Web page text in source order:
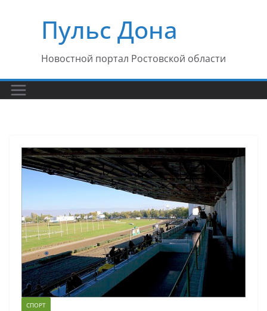
содержимомуПульс Дона
Новостной портал Ростовской области
СПОРТ